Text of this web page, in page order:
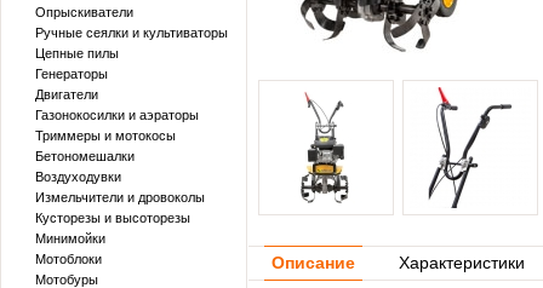
Опрыскиватели
Ручные сеялки и культиваторы
Цепные пилы
Генераторы
Двигатели
Газонокосилки и аэраторы
Триммеры и мотокосы
Бетономешалки
Воздуходувки
Измельчители и дровоколы
Кусторезы и высоторезы
Минимойки
Мотоблоки
Мотобуры
Описание Характеристики